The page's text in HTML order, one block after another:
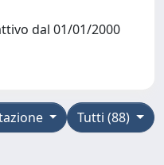
dal 01/01/2000
Tutti (88)